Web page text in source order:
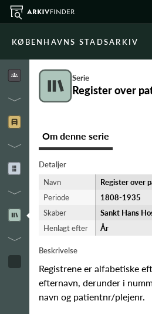
KØBENHAVNS STADSARKIV
Serie
Register over
Om denne serie
Detaljer
Navn
Register over
Periode
1808-​1935
Skaber
Sankt Hans
Henlagt efter
År
Beskrivelse
Registrene er alfabetiske
efternavn, derunder i
navn og patientnr/plejenr.